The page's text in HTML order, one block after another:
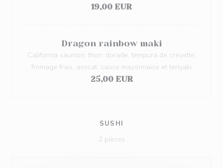
19,00 EUR
Dragon rainbow maki
California saumon, thon, dorade, tempura de crevette,
fromage frais, avocat, sauce mayonnaise et teriyaki
25,00 EUR
SUSHI
2 pièces